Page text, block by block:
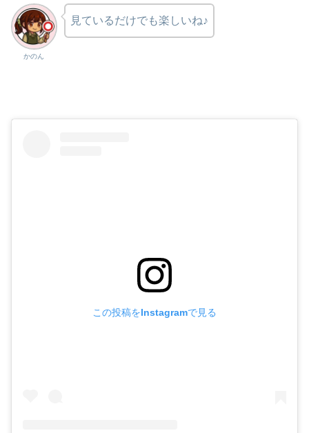
かのん
見ているだけでも楽しいね♪
この投稿をInstagramで見る